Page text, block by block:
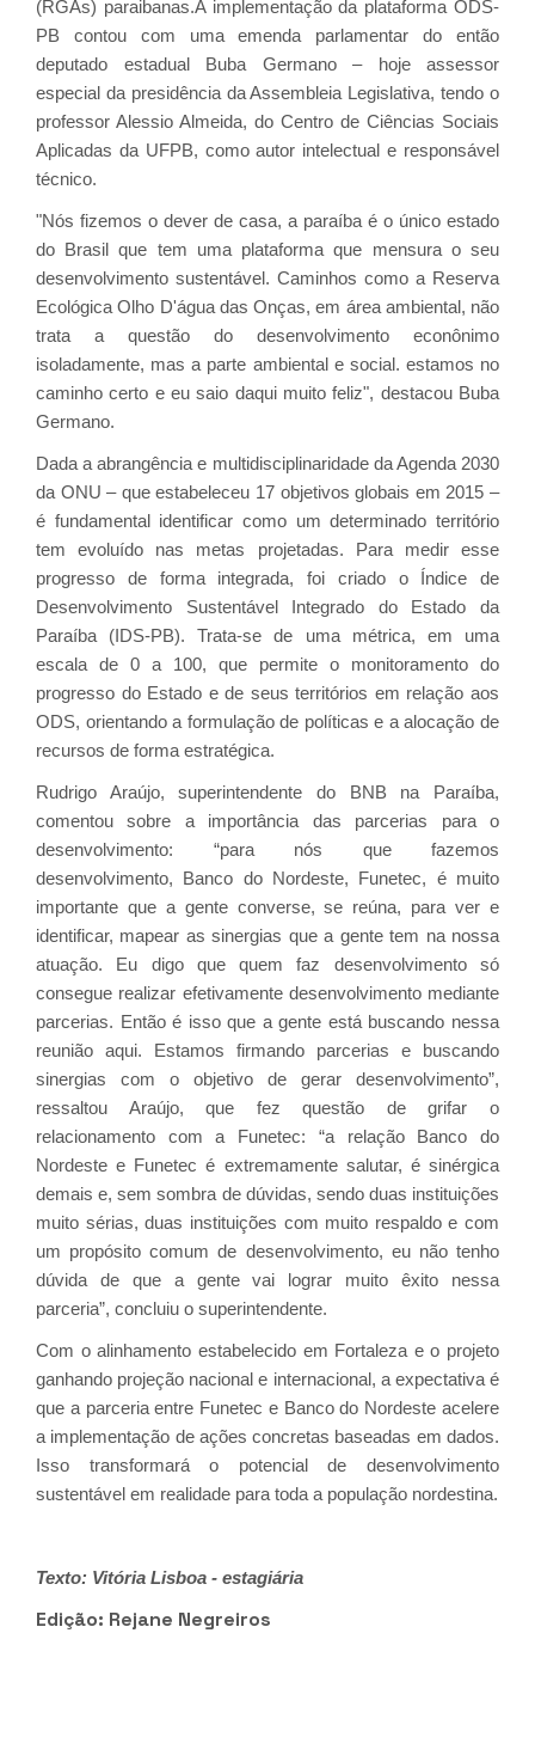
(RGAs) paraibanas.A implementação da plataforma ODS-
PB contou com uma emenda parlamentar do então
deputado estadual Buba Germano – hoje assessor
especial da presidência da Assembleia Legislativa, tendo o
professor Alessio Almeida, do Centro de Ciências Sociais
Aplicadas da UFPB, como autor intelectual e responsável
técnico.
"Nós fizemos o dever de casa, a paraíba é o único estado
do Brasil que tem uma plataforma que mensura o seu
desenvolvimento sustentável. Caminhos como a Reserva
Ecológica Olho D'água das Onças, em área ambiental, não
trata a questão do desenvolvimento econônimo
isoladamente, mas a parte ambiental e social. estamos no
caminho certo e eu saio daqui muito feliz", destacou Buba
Germano.
Dada a abrangência e multidisciplinaridade da Agenda 2030
da ONU – que estabeleceu 17 objetivos globais em 2015 –
é fundamental identificar como um determinado território
tem evoluído nas metas projetadas. Para medir esse
progresso de forma integrada, foi criado o Índice de
Desenvolvimento Sustentável Integrado do Estado da
Paraíba (IDS-PB). Trata-se de uma métrica, em uma
escala de 0 a 100, que permite o monitoramento do
progresso do Estado e de seus territórios em relação aos
ODS, orientando a formulação de políticas e a alocação de
recursos de forma estratégica.
Rudrigo Araújo, superintendente do BNB na Paraíba,
comentou sobre a importância das parcerias para o
desenvolvimento: “para nós que fazemos
desenvolvimento, Banco do Nordeste, Funetec, é muito
importante que a gente converse, se reúna, para ver e
identificar, mapear as sinergias que a gente tem na nossa
atuação. Eu digo que quem faz desenvolvimento só
consegue realizar efetivamente desenvolvimento mediante
parcerias. Então é isso que a gente está buscando nessa
reunião aqui. Estamos firmando parcerias e buscando
sinergias com o objetivo de gerar desenvolvimento”,
ressaltou Araújo, que fez questão de grifar o
relacionamento com a Funetec: “a relação Banco do
Nordeste e Funetec é extremamente salutar, é sinérgica
demais e, sem sombra de dúvidas, sendo duas instituições
muito sérias, duas instituições com muito respaldo e com
um propósito comum de desenvolvimento, eu não tenho
dúvida de que a gente vai lograr muito êxito nessa
parceria”, concluiu o superintendente.
Com o alinhamento estabelecido em Fortaleza e o projeto
ganhando projeção nacional e internacional, a expectativa é
que a parceria entre Funetec e Banco do Nordeste acelere
a implementação de ações concretas baseadas em dados.
Isso transformará o potencial de desenvolvimento
sustentável em realidade para toda a população nordestina.
Texto: Vitória Lisboa - estagiária
Edição: Rejane Negreiros